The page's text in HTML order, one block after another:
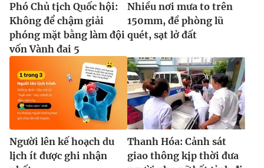
Phó Chủ tịch Quốc hội:
Không để chậm giải
phóng mặt bằng làm đội
vốn Vành đai 5
Nhiều nơi mưa to trên
150mm, đề phòng lũ
quét, sạt lở đất
Người lên kế hoạch du
lịch ít được ghi nhận
Thanh Hóa: Cảnh sát
giao thông kịp thời đưa